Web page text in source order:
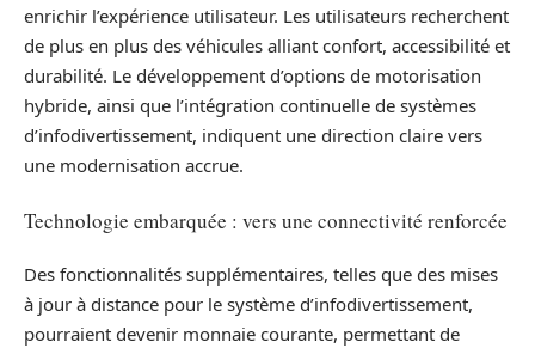
enrichir l’expérience utilisateur. Les utilisateurs recherchent
de plus en plus des véhicules alliant confort, accessibilité et
durabilité. Le développement d’options de motorisation
hybride, ainsi que l’intégration continuelle de systèmes
d’infodivertissement, indiquent une direction claire vers
une modernisation accrue.
Technologie embarquée : vers une connectivité renforcée
Des fonctionnalités supplémentaires, telles que des mises
à jour à distance pour le système d’infodivertissement,
pourraient devenir monnaie courante, permettant de